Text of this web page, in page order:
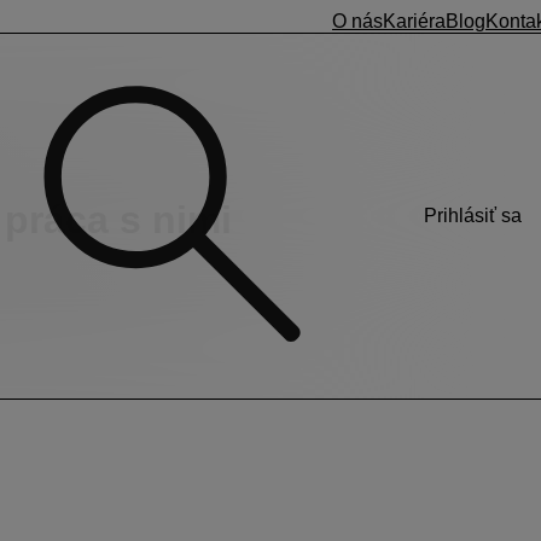
O násKariéra Blog
Prihlásiť sa
s nimi